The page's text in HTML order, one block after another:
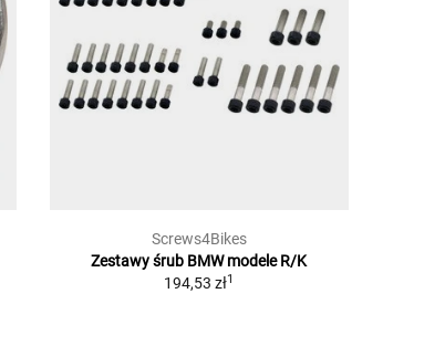
Screws4Bikes
Zestawy śrub BMW modele R/K
194,53 zł1